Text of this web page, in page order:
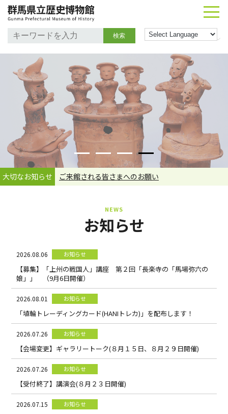
検索
大切なお知らせ ご来館される皆さまへのお願い
NEWS
お知らせ
2026.08.06 お知らせ
【募集】「上州の戦国人」講座 第２回「長楽寺の「馬場弥六の
娘」」 （9月6日開催）
2026.08.01 お知らせ
「埴輪トレーディングカード(HANIトレカ)」を配布します！
2026.07.26 お知らせ
【会場変更】ギャラリートーク(８月１５日、８月２９日開催)
2026.07.26 お知らせ
【受付終了】講演会(８月２３日開催)
2026.07.15 お知らせ